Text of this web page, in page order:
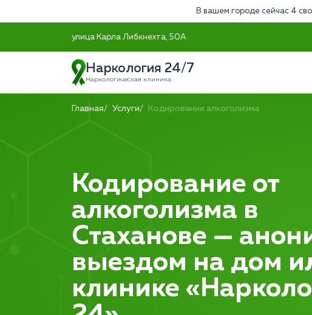
В вашем городе сейчас 4
улица Карла Либкнехта, 50А
Наркология 24/7
Наркологическая клиника
Главная Услуги Кодирование алкоголизма
Кодирование от
алкоголизма в
Стаханове —
выездом на дом
клинике